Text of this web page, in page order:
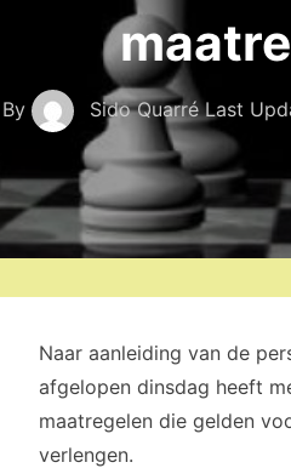
By Sido QuarréLast
Naar aanleiding van de
afgelopen dinsdag heeft
maatregelen die gelden
verlengen.